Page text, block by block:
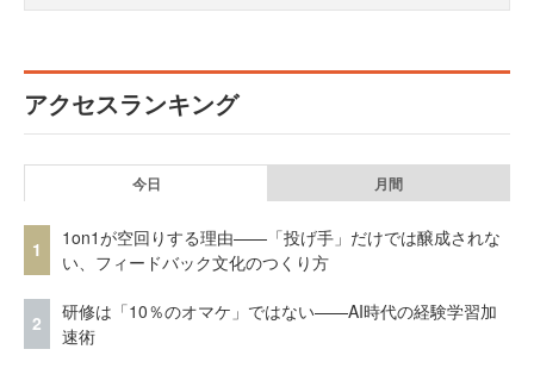
アクセスランキング
今日 月間
1
1on1が空回りする理由——「投げ手」だけでは醸成されな
い、フィードバック文化のつくり方
2
研修は「10％のオマケ」ではない——AI時代の経験学習加
速術